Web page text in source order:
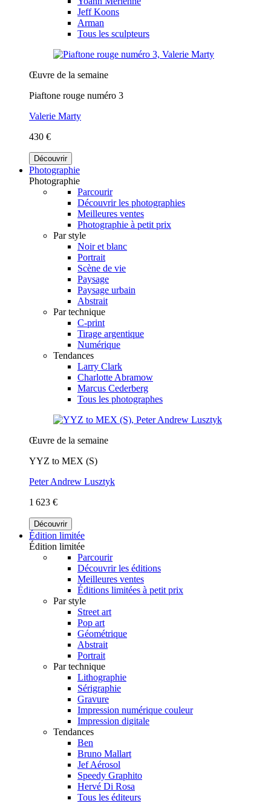
Jeff Koons
Arman
Tous les sculpteurs
Œuvre de la semaine
Piaftone rouge numéro 3
Valerie Marty
430 €
Découvrir
Photographie
Photographie
Parcourir
Découvrir les photographies
Meilleures ventes
Photographie à petit prix
Par style
Noir et blanc
Portrait
Scène de vie
Paysage
Paysage urbain
Abstrait
Par technique
C-print
Tirage argentique
Numérique
Tendances
Larry Clark
Charlotte Abramow
Marcus Cederberg
Tous les photographes
Œuvre de la semaine
YYZ to MEX (S)
Peter Andrew Lusztyk
1 623 €
Découvrir
Édition limitée
Édition limitée
Parcourir
Découvrir les éditions
Meilleures ventes
Éditions limitées à petit prix
Par style
Street art
Pop art
Géométrique
Abstrait
Portrait
Par technique
Lithographie
Sérigraphie
Gravure
Impression numérique couleur
Impression digitale
Tendances
Ben
Bruno Mallart
Jef Aérosol
Speedy Graphito
Hervé Di Rosa
Tous les éditeurs